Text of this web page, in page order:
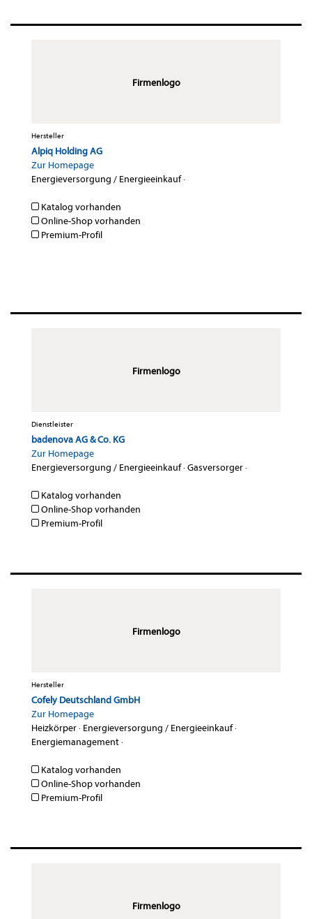
Firmenlogo
Hersteller
Alpiq Holding AG
Zur Homepage
Energieversorgung / Energieeinkauf·
Katalog vorhanden
Online-Shop vorhanden
Premium-Profil
Firmenlogo
Dienstleister
badenova AG & Co. KG
Zur Homepage
Energieversorgung / Energieeinkauf·Gasversorger·
Katalog vorhanden
Online-Shop vorhanden
Premium-Profil
Firmenlogo
Hersteller
Cofely Deutschland GmbH
Zur Homepage
Heizkörper· Energieversorgung / Energieeinkauf·
Energiemanagement·
Katalog vorhanden
Online-Shop vorhanden
Premium-Profil
Firmenlogo